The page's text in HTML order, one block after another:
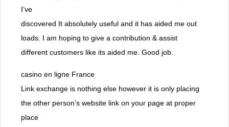
I’ve
discovered It absolutely useful and it has aided me out
loads. I am hoping to give a contribution & assist
different customers like its aided me. Good job.
casino en ligne France
Link exchange is nothing else however it is only placing
the other person’s website link on your page at proper
place